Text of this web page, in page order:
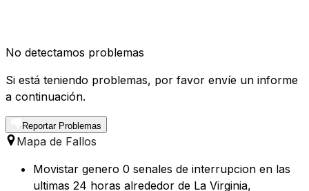
No detectamos problemas
Si está teniendo problemas, por favor envíe un informe
a continuación.
Reportar Problemas
Mapa de Fallos
Movistar genero 0 senales de interrupcion en las
ultimas 24 horas alrededor de La Virginia,